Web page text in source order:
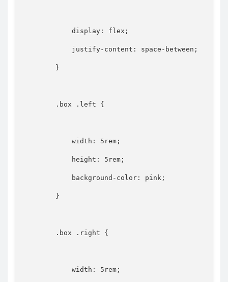
display : flex ;
justify-content : space-between ;
}
.box .left {
width : 5rem ;
height : 5rem ;
background-color : pink ;
}
.box .right {
width : 5rem ;